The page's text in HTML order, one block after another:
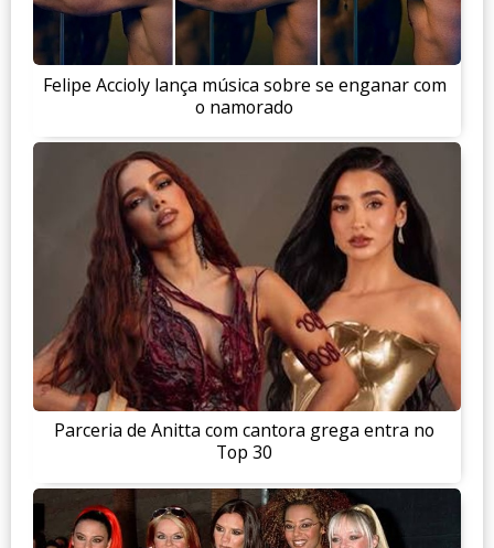
Felipe Accioly lança música sobre se enganar com
o namorado
Parceria de Anitta com cantora grega entra no
Top 30